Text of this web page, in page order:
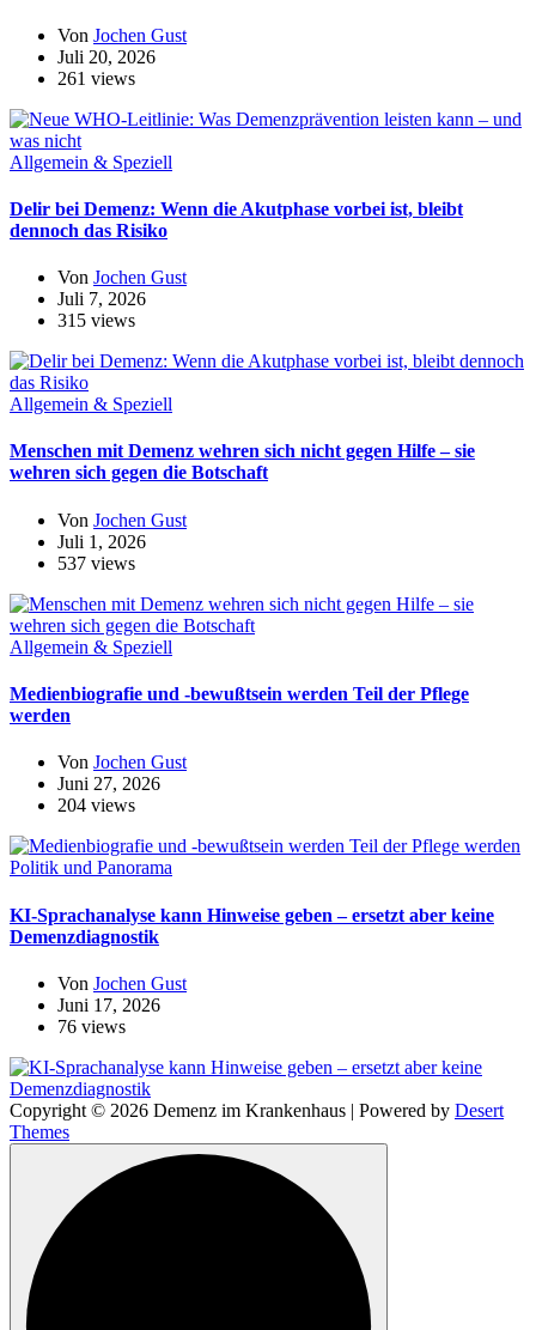
Von Jochen Gust
Juli 20, 2026
261 views
Allgemein & Speziell
Delir bei Demenz: Wenn die Akutphase vorbei ist, bleibt
dennoch das Risiko
Von Jochen Gust
Juli 7, 2026
315 views
Allgemein & Speziell
Menschen mit Demenz wehren sich nicht gegen Hilfe – sie
wehren sich gegen die Botschaft
Von Jochen Gust
Juli 1, 2026
537 views
Allgemein & Speziell
Medienbiografie und -bewußtsein werden Teil der Pflege
werden
Von Jochen Gust
Juni 27, 2026
204 views
Politik und Panorama
KI-Sprachanalyse kann Hinweise geben – ersetzt aber keine
Demenzdiagnostik
Von Jochen Gust
Juni 17, 2026
76 views
Copyright © 2026 Demenz im Krankenhaus | Powered by Desert
Themes